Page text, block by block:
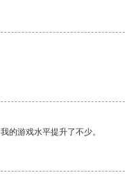
的游戏水平提升了不少。